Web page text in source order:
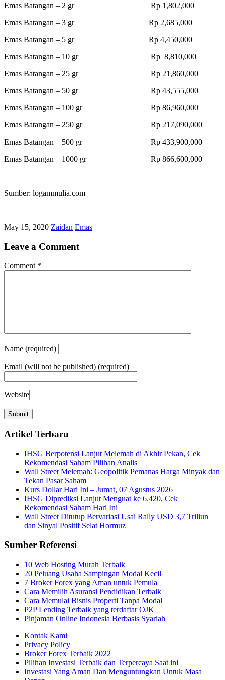
Emas Batangan – 2 gr Rp 1,802,000
Emas Batangan – 3 gr Rp 2,685,000
Emas Batangan – 5 gr Rp 4,450,000
Emas Batangan – 10 gr Rp 8,810,000
Emas Batangan – 25 gr Rp 21,860,000
Emas Batangan – 50 gr Rp 43,555,000
Emas Batangan – 100 gr Rp 86,960,000
Emas Batangan – 250 gr Rp 217,090,000
Emas Batangan – 500 gr Rp 433,900,000
Emas Batangan – 1000 gr Rp 866,600,000
Sumber: logammulia.com
May 15, 2020 Zaidan Emas
Leave a Comment
Comment *
Name (required)
Email (will not be published) (required)
Website
Artikel Terbaru
IHSG Berpotensi Lanjut Melemah di Akhir Pekan, Cek
Rekomendasi Saham Pilihan Analis
Wall Street Melemah: Geopolitik Pemanas Harga Minyak dan
Tekan Pasar Saham
Kurs Dollar Hari Ini – Jumat, 07 Agustus 2026
IHSG Diprediksi Lanjut Menguat ke 6.420, Cek
Rekomendasi Saham Hari Ini
Wall Street Ditutup Bervariasi Usai Rally USD 3,7 Triliun
dan Sinyal Positif Selat Hormuz
Sumber Referensi
10 Web Hosting Murah Terbaik
20 Peluang Usaha Sampingan Modal Kecil
7 Broker Forex yang Aman untuk Pemula
Cara Memilih Asuransi Pendidikan Terbaik
Cara Memulai Bisnis Properti Tanpa Modal
P2P Lending Terbaik yang terdaftar OJK
Pinjaman Online Indonesia Berbasis Syariah
Kontak Kami
Privacy Policy
Broker Forex Terbaik 2022
Pilihan Investasi Terbaik dan Terpercaya Saat ini
Investasi Yang Aman Dan Menguntungkan Untuk Masa